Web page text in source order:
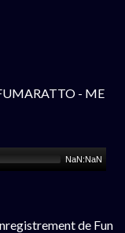
- ME
NaN:NaN
de Fun